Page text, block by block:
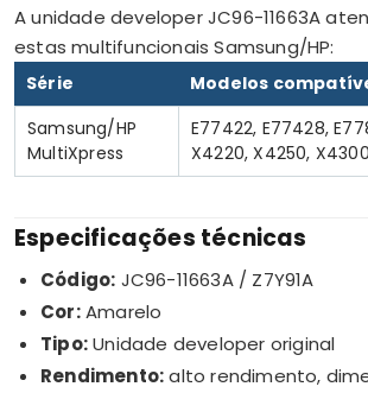
A unidade developer JC96-11663A
estas multifuncionais Samsung/HP:
Série
Modelos
Samsung/HP
MultiXpress
E77422, E77428,
X4220, X4250, X4300
Especificações técnicas
Código: JC96-11663A / Z7Y91A
Cor:Amarelo
Tipo:Unidade developer original
Rendimento:alto rendimento,